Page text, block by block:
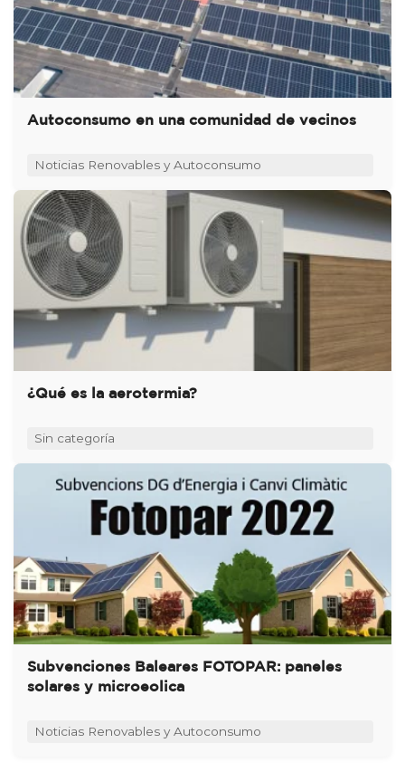
Autoconsumo en una comunidad de vecinos
Noticias Renovables y Autoconsumo
¿Qué es la aerotermia?
Sin categoría
Subvenciones Baleares FOTOPAR: paneles
solares y microeolica
Noticias Renovables y Autoconsumo